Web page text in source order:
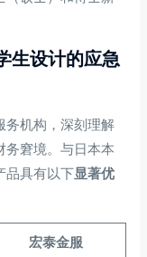
生设计的应急
务机构，深刻理解
务窘境。与日本本
品具有以下显著优
宏泰金服